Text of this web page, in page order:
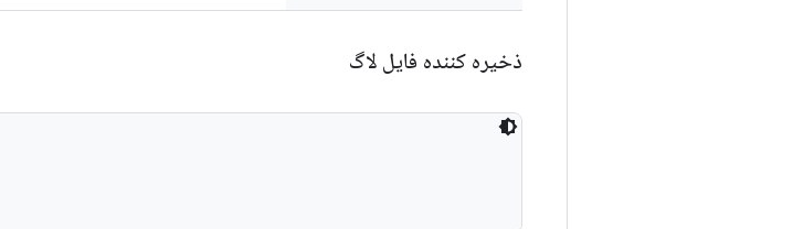
ذخیره کننده فایل لاگ